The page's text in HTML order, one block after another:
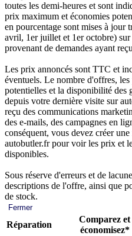
toutes les demi-heures et sont
prix maximum et économies
en pourcentage sont mises à jour
avril, 1er juillet et 1er octobre)
provenant de demandes ayant
Les prix annoncés sont TTC et
éventuels. Le nombre d'offres,
potentielles et la disponibilité des
depuis votre dernière visite sur
reçu des communications
des e-mails, des campagnes en
conséquent, vous devez créer
autobutler.fr pour voir les prix et
disponibles.
Sous réserve d'erreurs et de
descriptions de l'offre, ainsi que
de stock.
Fermer
Réparation
Comparez et
économisez*